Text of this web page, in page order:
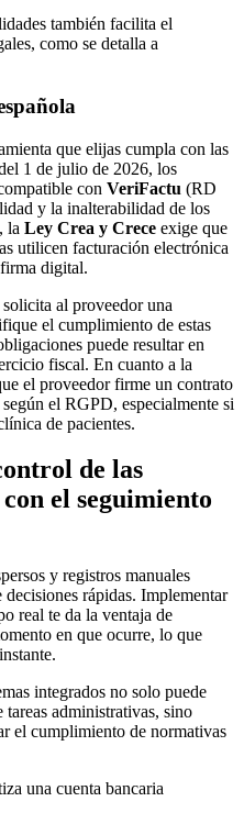
también facilita el
como se detalla a
que elijas cumpla con las
1 de julio de 2026, los
con VeriFactu (RD
y la inalterabilidad de los
la Ley Crea y Crece exige que
utilicen facturación electrónica
digital.
al proveedor una
el cumplimiento de estas
puede resultar en
fiscal. En cuanto a la
el proveedor firme un contrato
según el RGPD, especialmente si
de pacientes.
de las
el seguimiento
y registros manuales
rápidas. Implementar
real te da la ventaja de
en que ocurre, lo que
integrados no solo puede
tareas administrativas, sino
el cumplimiento de normativas
una cuenta bancaria